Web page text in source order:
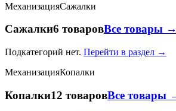
МеханизацияСажалки
Сажалки6 товаровВсе товары →
Подкатегорий нет. Перейти в раздел →
МеханизацияКопалки
Копалки12 товаровВсе товары